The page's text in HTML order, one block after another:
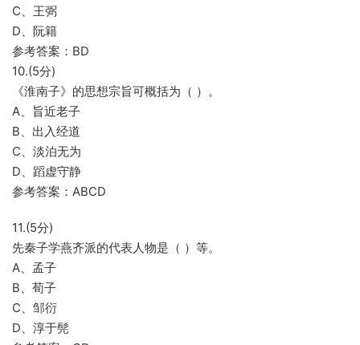
C、王弼
D、阮籍
参考答案：BD
10.(5分)
《淮南子》的思想宗旨可概括为（ ）。
A、旨近老子
B、出入经道
C、淡泊无为
D、蹈虚守静
参考答案：ABCD
11.(5分)
先秦子学燕齐派的代表人物是（ ）等。
A、孟子
B、荀子
C、邹衍
D、淳于髡